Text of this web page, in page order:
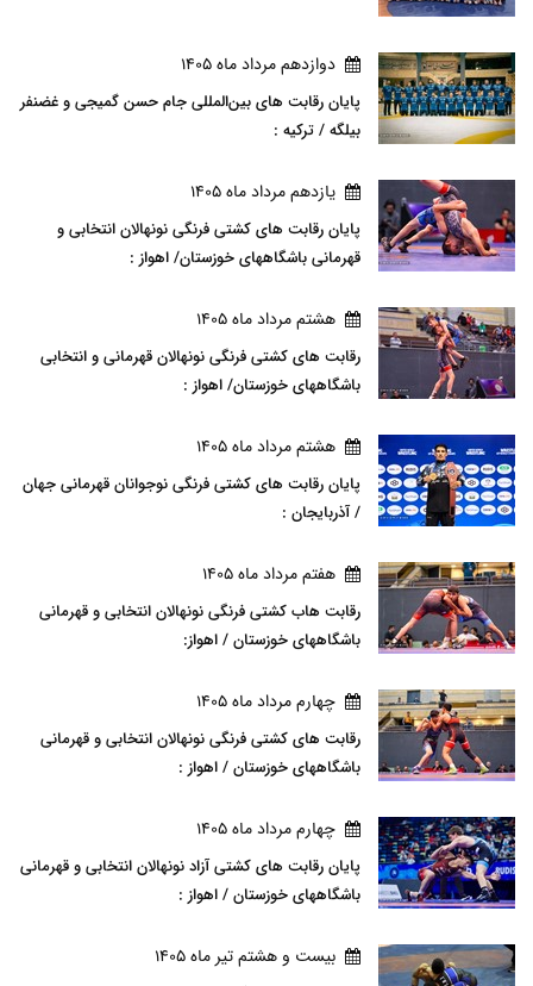
دوازدهم مرداد ماه 1405
پایان رقابت های بین‌المللی جام حسن گمیجی و غضنفر
بیلگه / ترکیه :
يازدهم مرداد ماه 1405
پایان رقابت های کشتی فرنگی نونهالان انتخابی و
قهرمانی باشگاههای خوزستان/ اهواز :
هشتم مرداد ماه 1405
رقابت های کشتی فرنگی نونهالان قهرمانی و انتخابی
باشگاههای خوزستان/ اهواز :
هشتم مرداد ماه 1405
پایان رقابت های کشتی فرنگی نوجوانان قهرمانی جهان
/ آذربایجان :
هفتم مرداد ماه 1405
رقابت هاب کشتی فرنگی نونهالان انتخابی و قهرمانی
باشگاههای خوزستان / اهواز:
چهارم مرداد ماه 1405
رقابت های کشتی فرنگی نونهالان انتخابی و قهرمانی
باشگاههای خوزستان / اهواز :
چهارم مرداد ماه 1405
پایان رقابت های کشتی آزاد نونهالان انتخابی و قهرمانی
باشگاههای خوزستان / اهواز :
بيست و هشتم تير ماه 1405